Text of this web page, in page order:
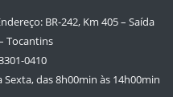
BR-242, Km 405 – Saída
Tocantins
0410
das 8h00min às 14h00min